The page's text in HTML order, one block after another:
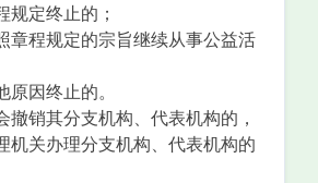
程规定终止的；
按照章程规定的宗旨继续从事公益活
他原因终止的。
会撤销其分支机构、代表机构的，
机关办理分支机构、代表机构的